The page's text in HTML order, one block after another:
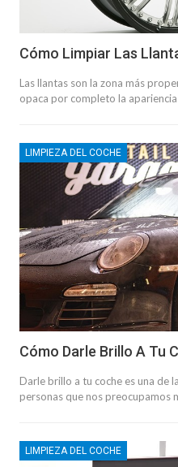
Cómo Limpiar Las
Las llantas son la zona más
opaca por completo la
LIMPIEZA DEL COCHE
Cómo Darle Brillo A Tu
Darle brillo a tu coche es una de
personas que nos preocupamos
LIMPIEZA DEL COCHE